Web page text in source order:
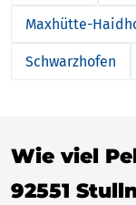
Maxhütte-
Schwarzhofen
Wie viel
92551